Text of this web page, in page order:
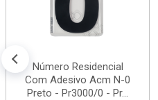
Número Residencial
Com Adesivo Acm N-0
Preto - Pr3000/0 - Pr...